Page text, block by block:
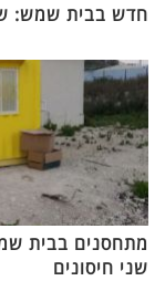
חדש בבית שמש:
שני חיסונים